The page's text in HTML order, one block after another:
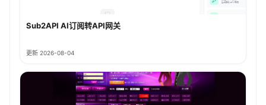
Sub2API AI订阅转API网关
更新 2026-08-04